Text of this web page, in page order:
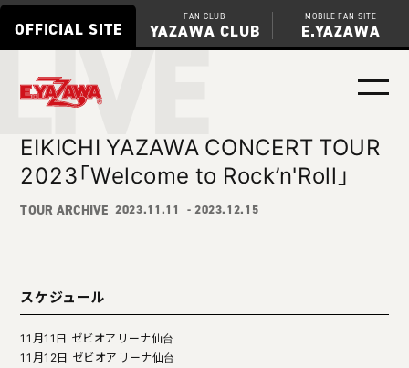
OFFICIAL SITE
FAN CLUB
YAZAWA CLUB
MOBILE FAN SITE
E.YAZAWA
EIKICHI YAZAWA CONCERT TOUR
2023「Welcome to Rock’n'Roll」
TOUR ARCHIVE 2023.11.11 - 2023.12.15
スケジュール
11月11日 ゼビオアリーナ仙台
11月12日 ゼビオアリーナ仙台